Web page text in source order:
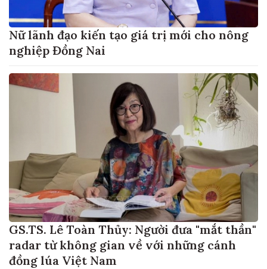
Nữ lãnh đạo kiến tạo giá trị mới cho nông
nghiệp Đồng Nai
GS.TS. Lê Toàn Thủy: Người đưa "mắt thần"
radar từ không gian về với những cánh
đồng lúa Việt Nam